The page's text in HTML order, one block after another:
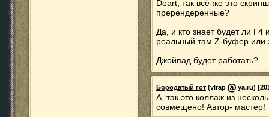
Deart, так всё-же это
пререндеренные?
Да, и кто знает будет ли Г4
реальный там Z-буфер или
Джойпад будет работать?
Бородатый гот (vlrap ya.ru)
А, так это коллаж из
совмещено! Автор- мастер!